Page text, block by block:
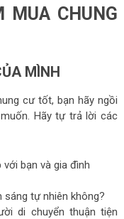
MUA CHUNG
MÌNH
cư tốt, bạn hãy ngồi
Hãy tự trả lời các
bạn và gia đình
tự nhiên không?
di chuyển thuận tiện